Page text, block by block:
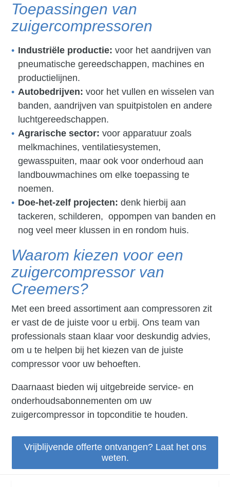
Toepassingen van
zuigercompressoren
Industriële productie: voor het aandrijven van
pneumatische gereedschappen, machines en
productielijnen.
Autobedrijven: voor het vullen en wisselen van
banden, aandrijven van spuitpistolen en andere
luchtgereedschappen.
Agrarische sector: voor apparatuur zoals
melkmachines, ventilatiesystemen,
gewasspuiten, maar ook voor onderhoud aan
landbouwmachines om elke toepassing te
noemen.
Doe-het-zelf projecten: denk hierbij aan
tackeren, schilderen, oppompen van banden en
nog veel meer klussen in en rondom huis.
Waarom kiezen voor een
zuigercompressor van
Creemers?
Met een breed assortiment aan compressoren zit
er vast de de juiste voor u erbij. Ons team van
professionals staan klaar voor deskundig advies,
om u te helpen bij het kiezen van de juiste
compressor voor uw behoeften.
Daarnaast bieden wij uitgebreide service- en
onderhoudsabonnementen om uw
zuigercompressor in topconditie te houden.
Vrijblijvende offerte ontvangen? Laat het ons
weten.